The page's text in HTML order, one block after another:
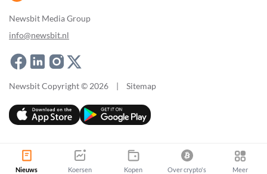
Newsbit Media Group
info@newsbit.nl
Newsbit Copyright © 2026 | Sitemap
Nieuws Koersen Kopen Over crypto's Meer